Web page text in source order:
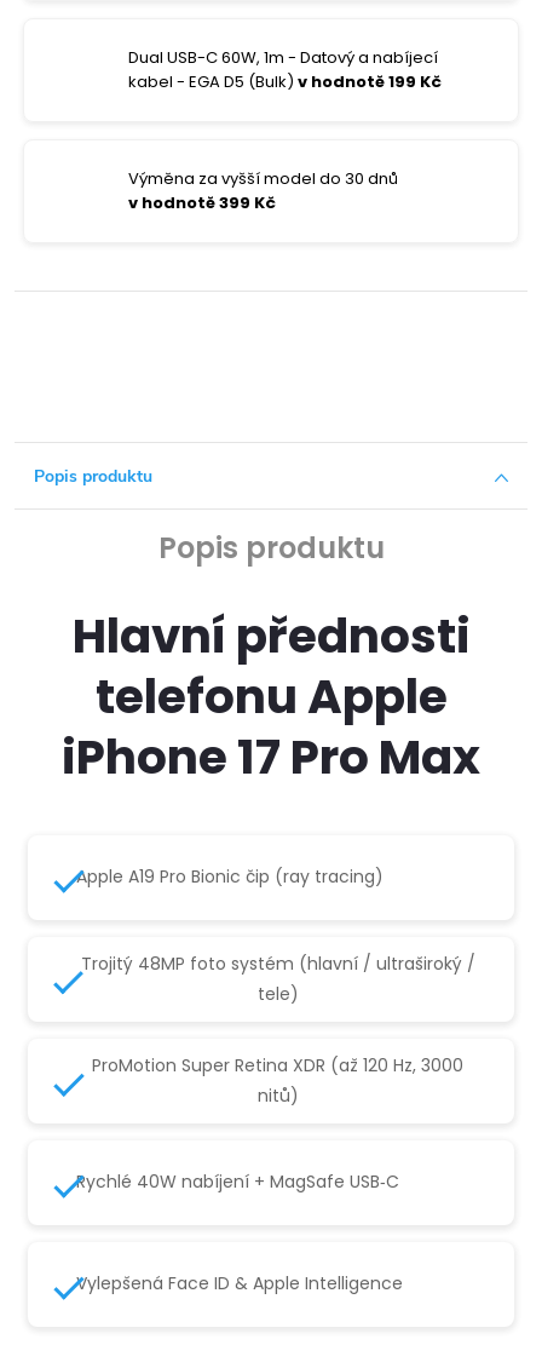
Dual USB-C 60W, 1m - Datový a nabíjecí
kabel - EGA D5 (Bulk) v hodnotě 199 Kč
Výměna za vyšší model do 30 dnů
v hodnotě 399 Kč
Popis produktu
Popis produktu
Hlavní přednosti
telefonu Apple
iPhone 17 Pro Max
Apple A19 Pro Bionic čip (ray tracing)
Trojitý 48MP foto systém (hlavní / ultraširoký /
tele)
ProMotion Super Retina XDR (až 120 Hz, 3000
nitů)
Rychlé 40W nabíjení + MagSafe USB‑C
Vylepšená Face ID & Apple Intelligence